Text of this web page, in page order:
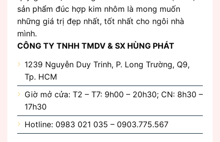
sản phẩm đúc hợp kim nhôm là mong muốn
những giá trị đẹp nhất, tốt nhất cho ngôi nhà
mình.
CÔNG TY TNHH TMDV & SX HÙNG PHÁT
1239 Nguyễn Duy Trinh, P. Long Trường, Q9,
Tp. HCM
Giờ mở cửa: T2 – T7: 9h00 – 20h30; CN: 8h30 –
17h30
Hotline: 0983 021 035 – 0903.775.567